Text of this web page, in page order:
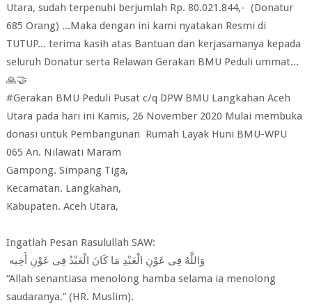
Utara, sudah terpenuhi berjumlah Rp. 80.021.844,- (Donatur
685 Orang) ...Maka dengan ini kami nyatakan Resmi di
TUTUP... terima kasih atas Bantuan dan kerjasamanya kepada
seluruh Donatur serta Relawan Gerakan BMU Peduli ummat...
🙏🤝
#Gerakan BMU Peduli Pusat c/q DPW BMU Langkahan Aceh
Utara pada hari ini Kamis, 26 November 2020 Mulai membuka
donasi untuk Pembangunan Rumah Layak Huni BMU-WPU
065 An. Nilawati Maram
Gampong. Simpang Tiga,
Kecamatan. Langkahan,
Kabupaten. Aceh Utara,
Ingatlah Pesan Rasulullah SAW:
وَاللَّهُ فِى عَوْنِ الْعَبْدِ مَا كَانَ الْعَبْدُ فِى عَوْنِ أَخِيه
“Allah senantiasa menolong hamba selama ia menolong
saudaranya.” (HR. Muslim).